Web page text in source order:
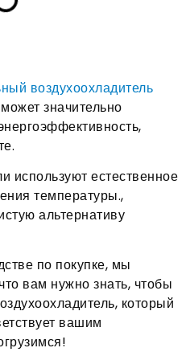
воздухоохладитель
значительно
используют естественное
температуры.,
альтернативу
по покупке, мы
вам нужно знать, чтобы
который
вашим